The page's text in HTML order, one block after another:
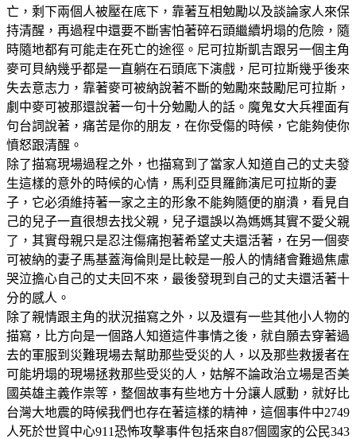
亡，剩下兩個人被壓在底下，靠著互相勉勵以及談論家人來保
持清醒，再過程中還要不斷害怕著碎石頭繼續坍塌的危險，隨
時隨地都有可能走在死亡的途徑。尼可拉斯凱吉跟另一個主角
麥可貝納幾乎都是一直躺在石頭底下演戲，尼可拉斯幾乎後來
失去意志力，靠著麥可被納說著不斷的勉勵來鼓勵尼可拉斯，
劇中麥可被那還說著一句十分勉勵人的話。魔鬼女大兵裡面有
句台詞說著，痛苦是你的朋友，在你受傷的時候，它能夠使你
憤怒跟清醒。
除了描寫現場過程之外，也描寫到了當家人知道自己的丈夫發
生這樣的意外的時候的心情，馬利亞貝羅飾演尼可拉斯的妻
子，它必須維持著一家之主的形象不能夠隨便的崩潰，看見自
己的兒子一直很想去找父親，兒子還誤以為媽媽其實不愛父親
了，其實母親只是忍注傷痛抱著希望丈夫還活著，在另一個麥
可被納的妻子馬基蓋海倫則是比較是一般人的情緒會難過焦慮
哭泣擔心自己的丈夫回不來，最後發現到自己的丈夫還活著十
分的感人。
除了親情跟主角的狀況描寫之外，以及還有一些其他小人物的
描寫，比方向是一個路人知道這件事情之後，就自願去穿著過
去的軍服到災難現場去幫助那些受災的人，以及那些救援者在
可能坍塌的現場拯救那些受災的人，姑解不論政治立場是否美
國英雄主義作祟等，整個故事有些地方十分讓人感動，就好比
台灣大地震的時候我們也存在著這樣的精神，這個事件中2749
人死於世貿中心911恐怖攻擊事件包括來自87個國家的公民343